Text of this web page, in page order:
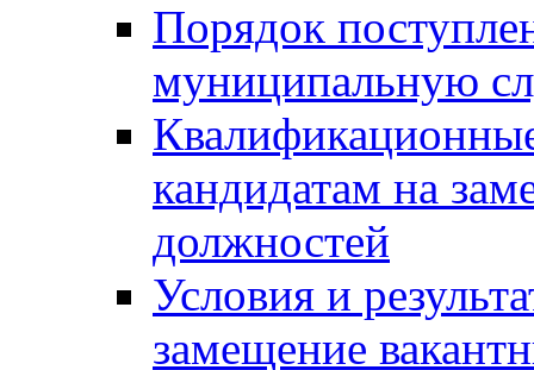
Порядок
муниципальную
кандидатам на
должностей
Условия и
замещение